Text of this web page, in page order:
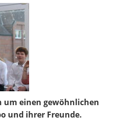
um einen gewöhnlichen
und ihrer Freunde.